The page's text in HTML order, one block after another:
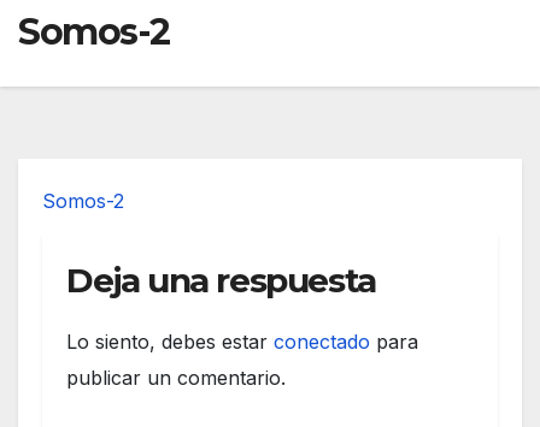
Somos-2
Somos-2
Deja una respuesta
Lo siento, debes estar conectado para
publicar un comentario.